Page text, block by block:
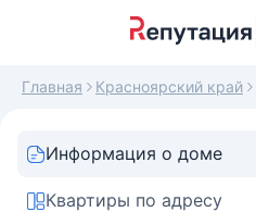
Главная Красноярский край
Информация о доме
Квартиры по адресу